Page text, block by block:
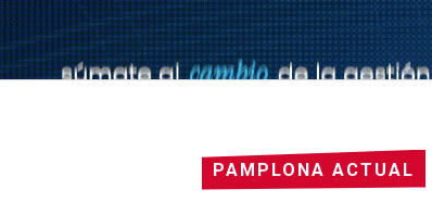
PAMPLONA ACTUAL